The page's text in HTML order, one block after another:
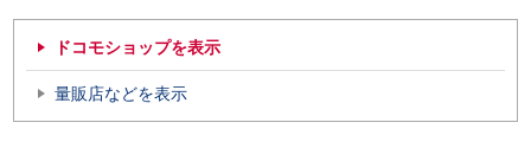
ドコモショップを表示
量販店などを表示